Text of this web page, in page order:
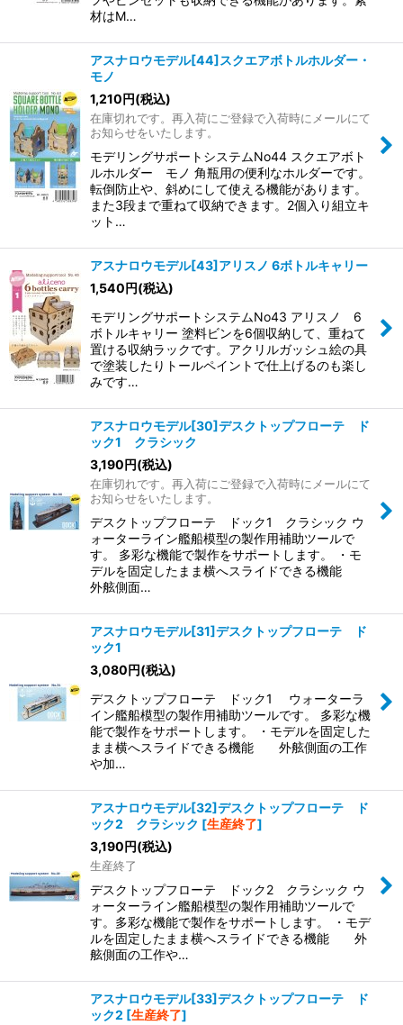
材はM…
アスナロウモデル[44]スクエアボトルホルダー・
モノ
1,210円(税込)
在庫切れです。再入荷にご登録で入荷時にメールにて
お知らせをいたします。
モデリングサポートシステムNo44 スクエアボト
ルホルダー モノ 角瓶用の便利なホルダーです。
転倒防止や、斜めにして使える機能があります。
また3段まで重ねて収納できます。2個入り組立キ
ット…
アスナロウモデル[43]アリスノ 6ボトルキャリー
1,540円(税込)
モデリングサポートシステムNo43 アリスノ 6
ボトルキャリー 塗料ビンを6個収納して、重ねて
置ける収納ラックです。アクリルガッシュ絵の具
で塗装したりトールペイントで仕上げるのも楽し
みです…
アスナロウモデル[30]デスクトップフローテ ド
ック1 クラシック
3,190円(税込)
在庫切れです。再入荷にご登録で入荷時にメールにて
お知らせをいたします。
デスクトップフローテ ドック1 クラシック ウ
ォーターライン艦船模型の製作用補助ツールで
す。 多彩な機能で製作をサポートします。 ・モ
デルを固定したまま横へスライドできる機能
外舷側面…
アスナロウモデル[31]デスクトップフローテ ド
ック1
3,080円(税込)
デスクトップフローテ ドック1 ウォーターラ
イン艦船模型の製作用補助ツールです。 多彩な機
能で製作をサポートします。 ・モデルを固定した
まま横へスライドできる機能 外舷側面の工作
や加…
アスナロウモデル[32]デスクトップフローテ ド
ック2 クラシック [生産終了]
3,190円(税込)
生産終了
デスクトップフローテ ドック2 クラシック ウ
ォーターライン艦船模型の製作用補助ツールで
す。多彩な機能で製作をサポートします。 ・モデ
ルを固定したまま横へスライドできる機能 外
舷側面の工作や…
アスナロウモデル[33]デスクトップフローテ ド
ック2 [生産終了]